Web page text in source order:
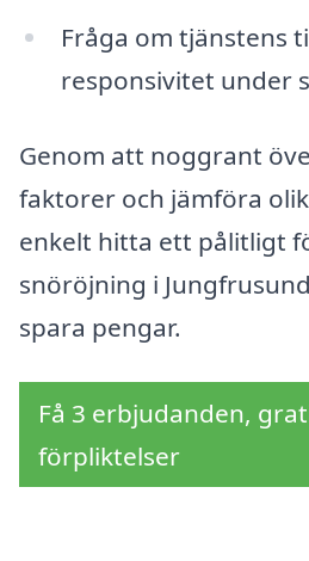
Fråga om tjänstens
responsivitet under
Genom att noggrant
faktorer och jämföra
enkelt hitta ett pålitligt
snöröjning i
spara pengar.
Få 3 erbjudanden,
förpliktelser